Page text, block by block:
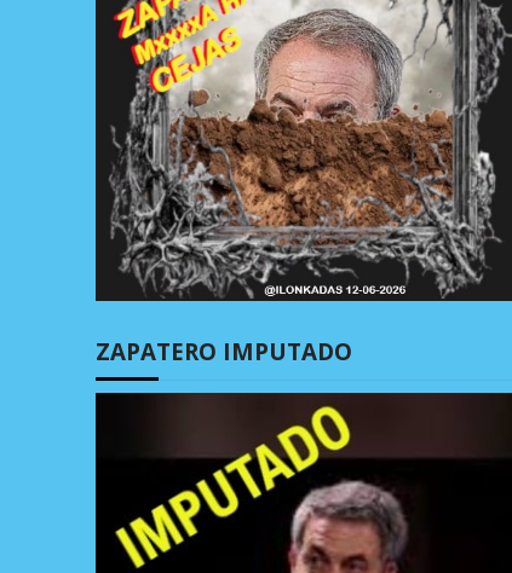
ZAPATERO IMPUTADO